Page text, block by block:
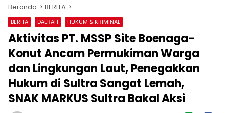
Beranda BERITA
BERITA DAERAH HUKUM & KRIMINAL
Aktivitas PT. MSSP Site Boenaga-
Konut Ancam Permukiman Warga
dan Lingkungan Laut, Penegakkan
Hukum di Sultra Sangat Lemah,
SNAK MARKUS Sultra Bakal Aksi